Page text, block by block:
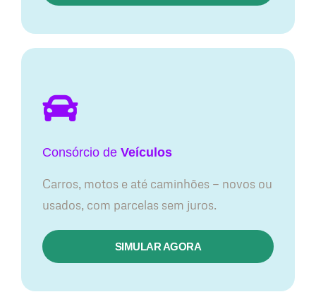
Consórcio de Veículos
Carros, motos e até caminhões — novos ou
usados, com parcelas sem juros.
SIMULAR AGORA